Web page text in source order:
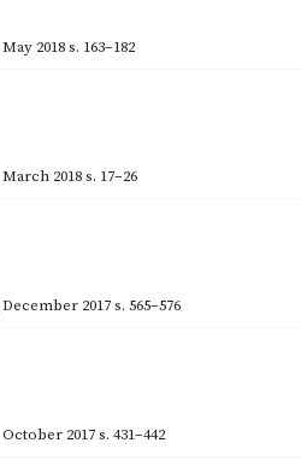
May 2018s. 163–182
March 2018s. 17–26
December 2017s. 565–576
October 2017s. 431–442